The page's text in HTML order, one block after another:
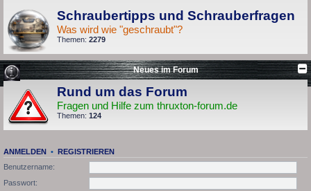
Schraubertipps und Schrauberfragen
Was wird wie "geschraubt"?
Themen: 2279
Neues im Forum
Rund um das Forum
Fragen und Hilfe zum thruxton-forum.de
Themen: 124
ANMELDEN • REGISTRIEREN
Benutzername:
Passwort: